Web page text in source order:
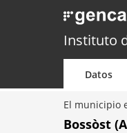
Instituto
Datos
El municipio
Bossòst